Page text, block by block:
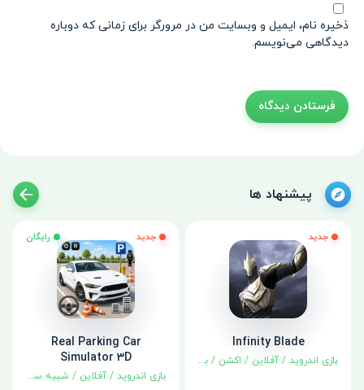
ذخیره نام، ایمیل و وبسایت من در مرورگر برای زمانی که دوباره
دیدگاهی می‌نویسم.
پیشنهاد ها
جدید
Infinity Blade
بازی اندروید / آفلاین / اکشن / بهترین‌ها نقش آفرینی
جدید رایگان
Real Parking Car
Simulator 3D
بازی اندروید / آفلاین / شبیه سازی